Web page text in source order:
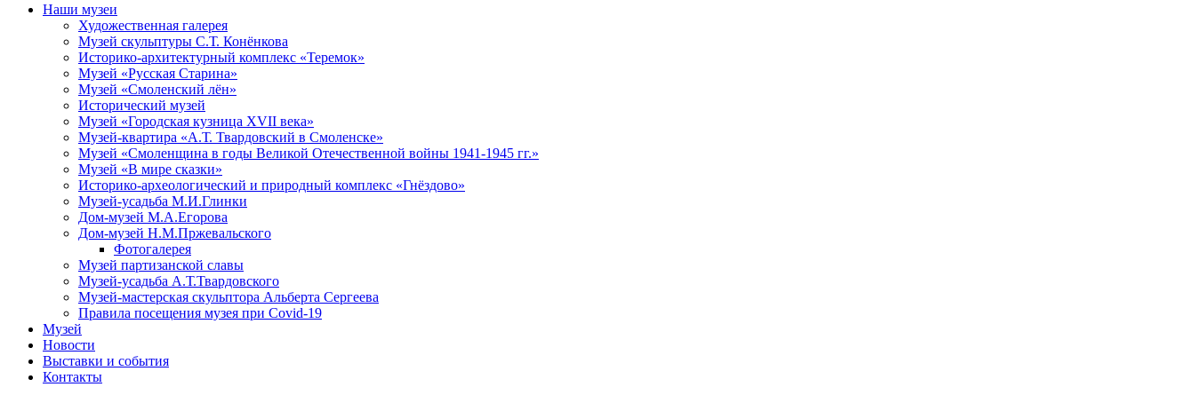
Наши музеи
Художественная галерея
Музей скульптуры С.Т. Конёнкова
Историко-архитектурный комплекс «Теремок»
Музей «Русская Старина»
Музей «Смоленский лён»
Исторический музей
Музей «Городская кузница XVII века»
Музей-квартира «А.Т. Твардовский в Смоленске»
Музей «Смоленщина в годы Великой Отечественной войны 1941-1945 гг.»
Музей «В мире сказки»
Историко-археологический и природный комплекс «Гнёздово»
Музей-усадьба М.И.Глинки
Дом-музей М.А.Егорова
Дом-музей Н.М.Пржевальского
Фотогалерея
Музей партизанской славы
Музей-усадьба А.Т.Твардовского
Музей-мастерская скульптора Альберта Сергеева
Правила посещения музея при Covid-19
Музей
Новости
Выставки и события
Контакты